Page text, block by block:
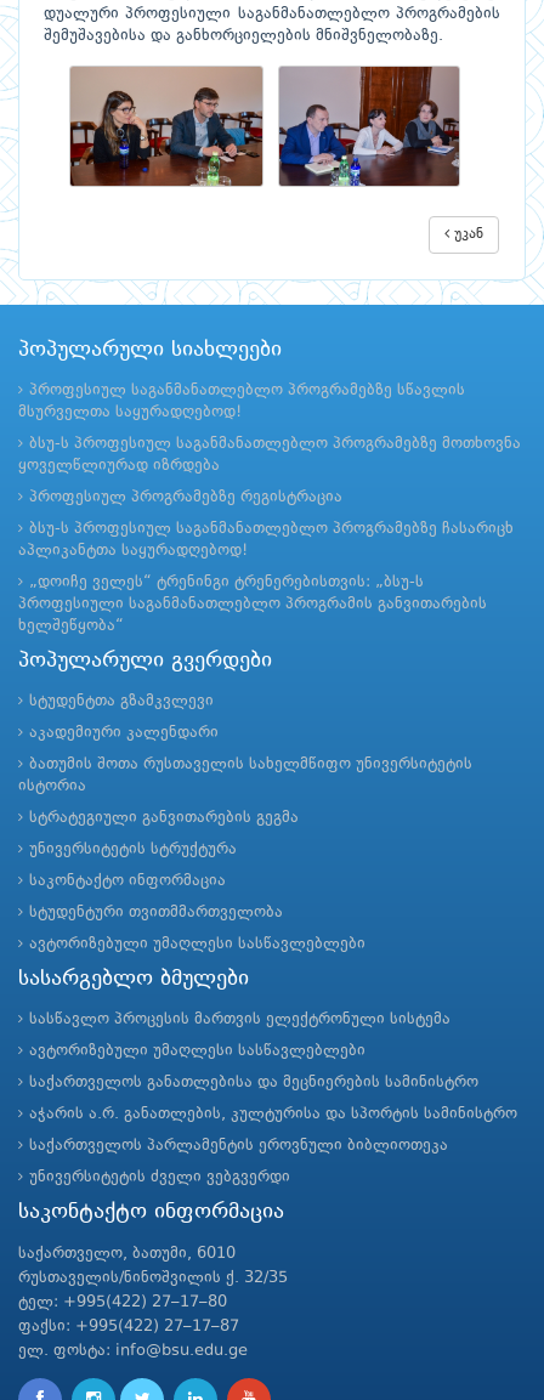
დუალური პროფესიული საგანმანათლებლო პროგრამების
შემუშავებისა და განხორციელების მნიშვნელობაზე.
უკან
პოპულარული სიახლეები
პროფესიულ საგანმანათლებლო პროგრამებზე სწავლის
მსურველთა საყურადღებოდ!
ბსუ-ს პროფესიულ საგანმანათლებლო პროგრამებზე მოთხოვნა
ყოველწლიურად იზრდება
პროფესიულ პროგრამებზე რეგისტრაცია
ბსუ-ს პროფესიულ საგანმანათლებლო პროგრამებზე ჩასარიცხ
აპლიკანტთა საყურადღებოდ!
„დოიჩე ველეს“ ტრენინგი ტრენერებისთვის: „ბსუ-ს
პროფესიული საგანმანათლებლო პროგრამის განვითარების
ხელშეწყობა“
პოპულარული გვერდები
სტუდენტთა გზამკვლევი
აკადემიური კალენდარი
ბათუმის შოთა რუსთაველის სახელმწიფო უნივერსიტეტის
ისტორია
სტრატეგიული განვითარების გეგმა
უნივერსიტეტის სტრუქტურა
საკონტაქტო ინფორმაცია
სტუდენტური თვითმმართველობა
ავტორიზებული უმაღლესი სასწავლებლები
სასარგებლო ბმულები
სასწავლო პროცესის მართვის ელექტრონული სისტემა
ავტორიზებული უმაღლესი სასწავლებლები
საქართველოს განათლებისა და მეცნიერების სამინისტრო
აჭარის ა.რ. განათლების, კულტურისა და სპორტის სამინისტრო
საქართველოს პარლამენტის ეროვნული ბიბლიოთეკა
უნივერსიტეტის ძველი ვებგვერდი
საკონტაქტო ინფორმაცია
საქართველო, ბათუმი, 6010
რუსთაველის/ნინოშვილის ქ. 32/35
ტელ: +995(422) 27–17–80
ფაქსი: +995(422) 27–17–87
ელ. ფოსტა: info@bsu.edu.ge